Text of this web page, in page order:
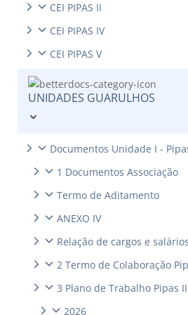
CEI PIPAS II
CEI PIPAS IV
CEI PIPAS V
UNIDADES GUARULHOS
Documentos Unidade I -
1 Documentos Associação
Termo de Aditamento
ANEXO IV
Relação de cargos e salários
2 Termo de Colaboração
3 Plano de Trabalho Pipas
2026